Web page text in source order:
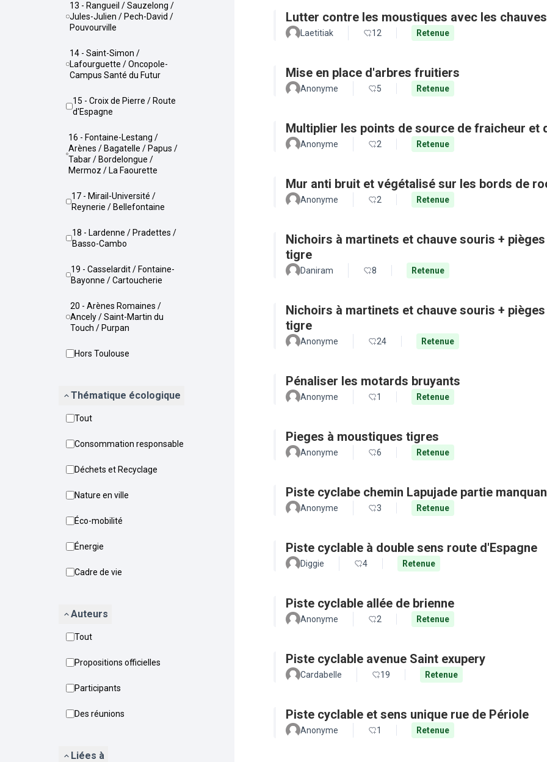
13 - Rangueil / Sauzelong /
Jules-Julien / Pech-David /
Pouvourville
14 - Saint-Simon /
Lafourguette / Oncopole-
Campus Santé du Futur
15 - Croix de Pierre / Route
d'Espagne
16 - Fontaine-Lestang /
Arènes / Bagatelle / Papus /
Tabar / Bordelongue /
Mermoz / La Faourette
17 - Mirail-Université /
Reynerie / Bellefontaine
18 - Lardenne / Pradettes /
Basso-Cambo
19 - Casselardit / Fontaine-
Bayonne / Cartoucherie
20 - Arènes Romaines /
Ancely / Saint-Martin du
Touch / Purpan
Hors Toulouse
Thématique écologique
Tout
Consommation responsable
Déchets et Recyclage
Nature en ville
Éco-mobilité
Énergie
Cadre de vie
Auteurs
Tout
Propositions officielles
Participants
Des réunions
Liées à
Lutter contre les moustiques avec les
Laetitiak 12 Retenue
Mise en place d'arbres fruitiers
Anonyme 5 Retenue
Multiplier les points de source de fraicheur et
Anonyme 2 Retenue
Mur anti bruit et végétalisé sur les bords de
Anonyme 2 Retenue
Nichoirs à martinets et chauve souris +
tigre
Daniram 8 Retenue
Nichoirs à martinets et chauve souris +
tigre
Anonyme 24 Retenue
Pénaliser les motards bruyants
Anonyme 1 Retenue
Pieges à moustiques tigres
Anonyme 6 Retenue
Piste cyclabe chemin Lapujade partie
Anonyme 3 Retenue
Piste cyclable à double sens route d'Espagne
Diggie 4 Retenue
Piste cyclable allée de brienne
Anonyme 2 Retenue
Piste cyclable avenue Saint exupery
Cardabelle 19 Retenue
Piste cyclable et sens unique rue de Périole
Anonyme 1 Retenue